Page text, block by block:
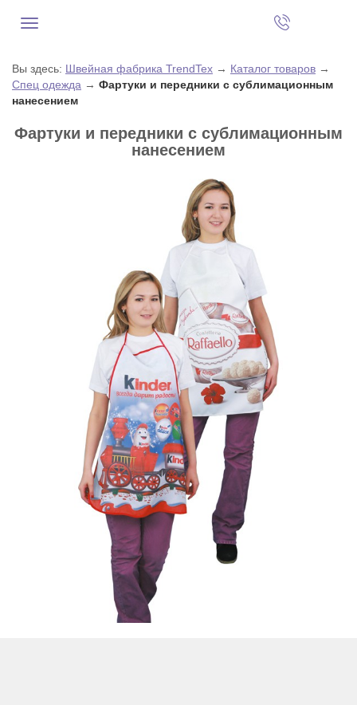
Вы здесь: Швейная фабрика TrendTex → Каталог товаров →
Спец одежда → Фартуки и передники с сублимационным
нанесением
Фартуки и передники с сублимационным
нанесением